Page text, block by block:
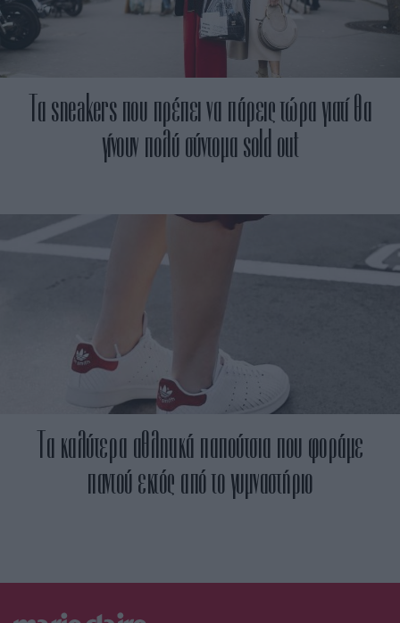
Τα sneakers που πρέπει να πάρεις τώρα γιατί θα
γίνουν πολύ σύντομα sold out
Τα καλύτερα αθλητικά παπούτσια που φοράμε
παντού εκτός από το γυμναστήριο